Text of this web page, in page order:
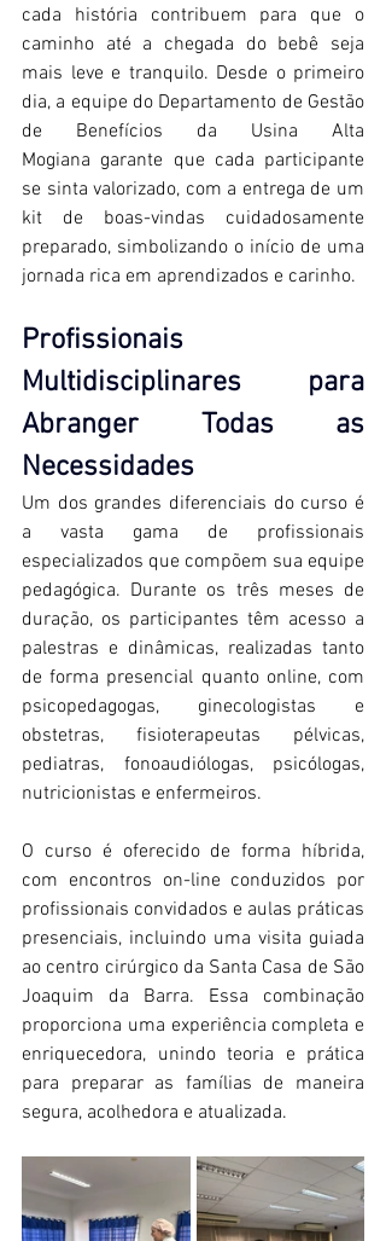
cada história contribuem para que o
caminho até a chegada do bebê seja
mais leve e tranquilo. Desde o primeiro
dia, a equipe do Departamento de Gestão
de Benefícios da Usina Alta
Mogiana garante que cada participante
se sinta valorizado, com a entrega de um
kit de boas-vindas cuidadosamente
preparado, simbolizando o início de uma
jornada rica em aprendizados e carinho.
Profissionais
Multidisciplinares para
Abranger Todas as
Necessidades
Um dos grandes diferenciais do curso é
a vasta gama de profissionais
especializados que compõem sua equipe
pedagógica. Durante os três meses de
duração, os participantes têm acesso a
palestras e dinâmicas, realizadas tanto
de forma presencial quanto online, com
psicopedagogas, ginecologistas e
obstetras, fisioterapeutas pélvicas,
pediatras, fonoaudiólogas, psicólogas,
nutricionistas e enfermeiros.
O curso é oferecido de forma híbrida,
com encontros on-line conduzidos por
profissionais convidados e aulas práticas
presenciais, incluindo uma visita guiada
ao centro cirúrgico da Santa Casa de São
Joaquim da Barra. Essa combinação
proporciona uma experiência completa e
enriquecedora, unindo teoria e prática
para preparar as famílias de maneira
segura, acolhedora e atualizada.